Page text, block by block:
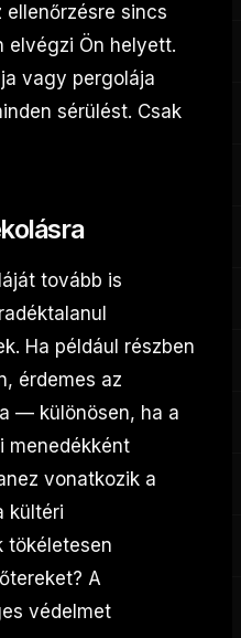
ellenőrzésre sincs
elvégzi Ön helyett.
vagy pergolája
sérülést. Csak
tovább is
Ha például részben
érdemes az
— különösen, ha a
menedékként
vonatkozik a
kültéri
tökéletesen
A
védelmet